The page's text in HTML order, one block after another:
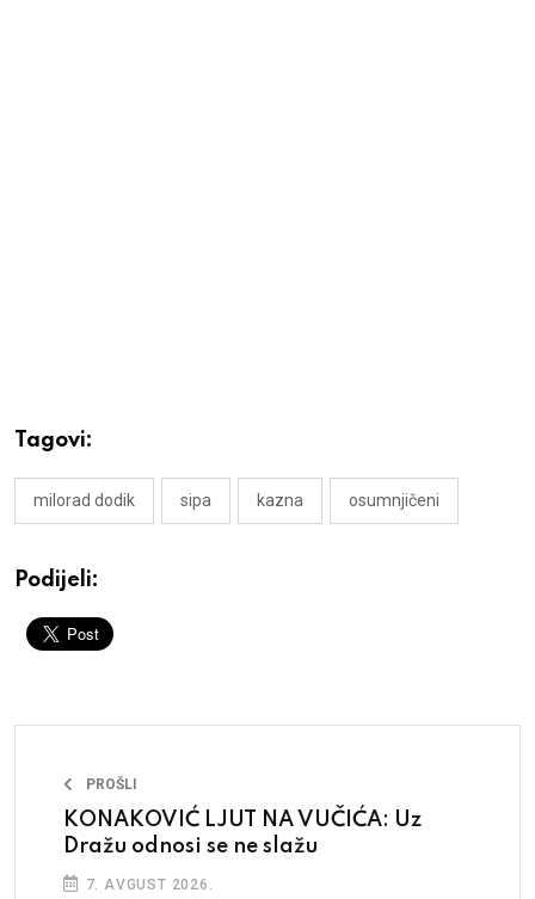
Tagovi:
milorad dodik sipa kazna osumnjičeni
Podijeli:
PROŠLI
KONAKOVIĆ LJUT NA VUČIĆA: Uz
Dražu odnosi se ne slažu
7. AVGUST 2026.